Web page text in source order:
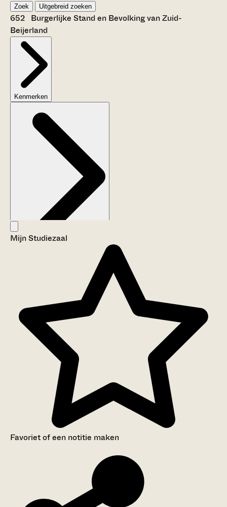
Zoek Uitgebreid zoeken
652 Burgerlijke Stand en Bevolking van Zuid-
Beijerland
Kenmerken
Aanwijzingen voor de gebruiker
Inventaris
Mijn Studiezaal
Favoriet of een notitie maken